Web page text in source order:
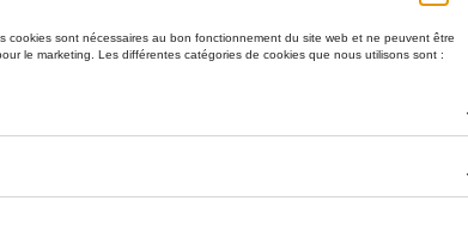
Ce produit n'est actuellement pas de stock
Vérifiez la disponibilité auprès de